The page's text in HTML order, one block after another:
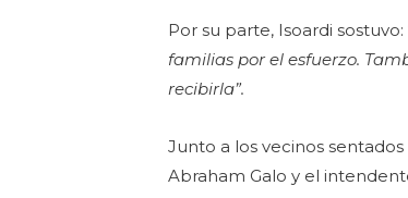
Por su parte, Isoardi sostuvo:
familias por el esfuerzo.
recibirla”.
Junto a los vecinos
Abraham Galo y el